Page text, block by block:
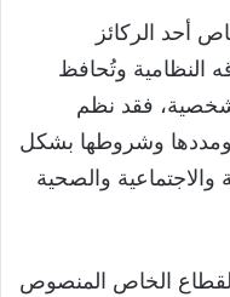
أحد الركائز
النظامية وتُحافظ
فقد نظم
ومددها وشروطها بشكل
والاجتماعية والصحية
القطاع الخاص المنصوص